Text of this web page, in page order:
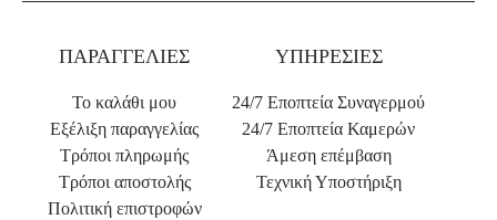
ΠΑΡΑΓΓΕΛΙΕΣ
Το καλάθι μου
Εξέλιξη παραγγελίας
Τρόποι πληρωμής
Τρόποι αποστολής
Πολιτική επιστροφών
ΥΠΗΡΕΣΙΕΣ
24/7 Εποπτεία Συναγερμού
24/7 Εποπτεία Καμερών
Άμεση επέμβαση
Τεχνική Υποστήριξη